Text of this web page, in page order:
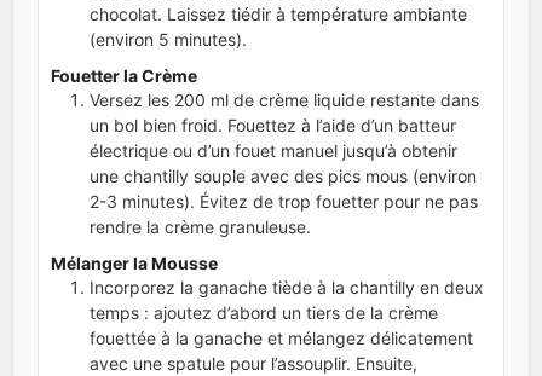
chocolat. Laissez tiédir à température ambiante
(environ 5 minutes).
Fouetter la Crème
Versez les 200 ml de crème liquide restante dans
un bol bien froid. Fouettez à l’aide d’un batteur
électrique ou d’un fouet manuel jusqu’à obtenir
une chantilly souple avec des pics mous (environ
2-3 minutes). Évitez de trop fouetter pour ne pas
rendre la crème granuleuse.
Mélanger la Mousse
Incorporez la ganache tiède à la chantilly en deux
temps : ajoutez d’abord un tiers de la crème
fouettée à la ganache et mélangez délicatement
avec une spatule pour l’assouplir. Ensuite,